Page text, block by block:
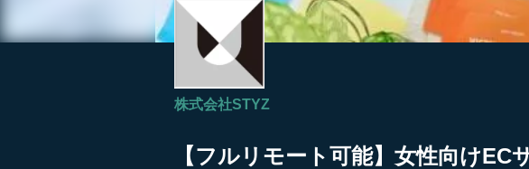
株式会社STYZ
【フルリモート可能】女性向け